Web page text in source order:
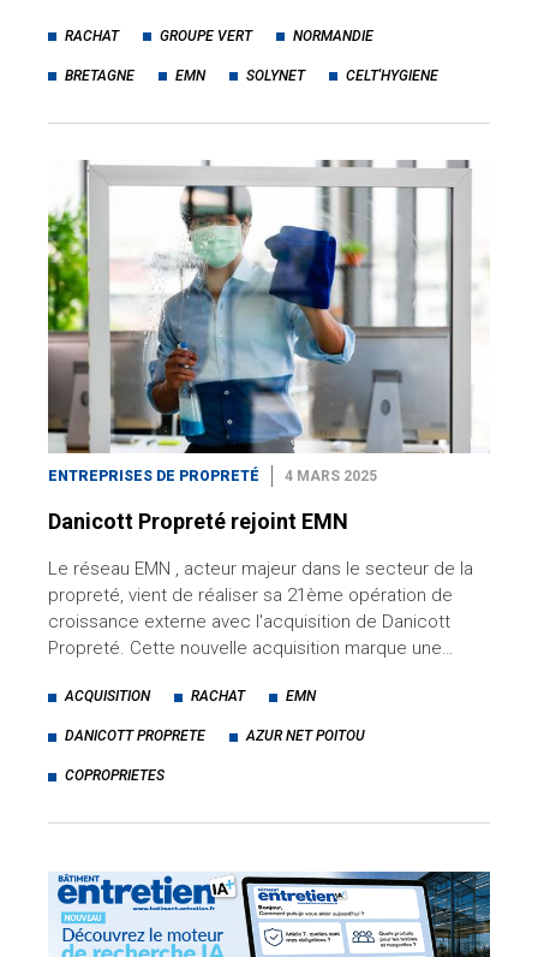
RACHAT GROUPE VERT NORMANDIE
BRETAGNE EMN SOLYNET CELT'HYGIENE
ENTREPRISES DE PROPRETÉ 4 MARS 2025
Danicott Propreté rejoint EMN
Le réseau EMN , acteur majeur dans le secteur de la
propreté, vient de réaliser sa 21ème opération de
croissance externe avec l'acquisition de Danicott
Propreté. Cette nouvelle acquisition marque une…
ACQUISITION RACHAT EMN
DANICOTT PROPRETE AZUR NET POITOU
COPROPRIETES